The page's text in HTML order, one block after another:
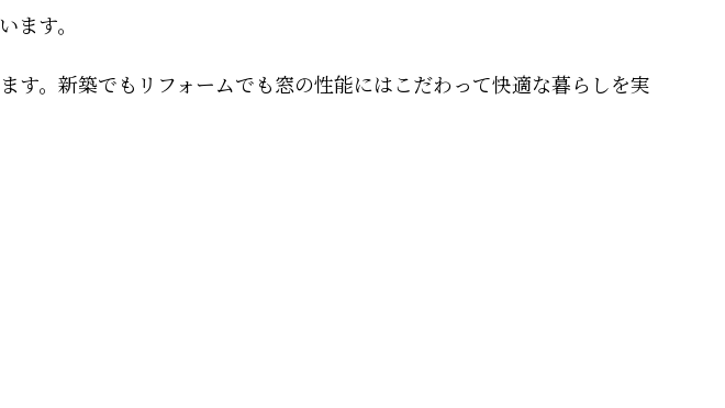
す。
。新築でもリフォームでも窓の性能にはこだわって快適な暮らしを実